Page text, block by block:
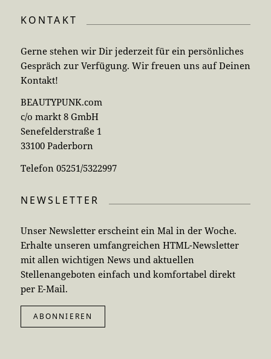
KONTAKT
Gerne stehen wir Dir jederzeit für ein persönliches
Gespräch zur Verfügung. Wir freuen uns auf Deinen
Kontakt!
BEAUTYPUNK.com
c/o markt 8 GmbH
Senefelderstraße 1
33100 Paderborn
Telefon 05251/5322997
NEWSLETTER
Unser Newsletter erscheint ein Mal in der Woche.
Erhalte unseren umfangreichen HTML-Newsletter
mit allen wichtigen News und aktuellen
Stellenangeboten einfach und komfortabel direkt
per E-Mail.
ABONNIEREN